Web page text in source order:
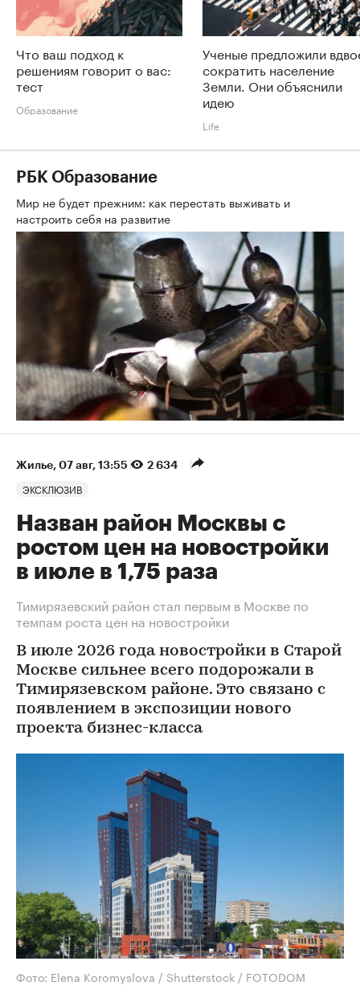
Что ваш подход к
решениям говорит о вас:
тест
Образование
Ученые предложили
сократить население
Земли. Они объяснили
идею
Life
РБК Образование
Мир не будет прежним: как перестать выживать и
настроить себя на развитие
Жилье⁠, 07 авг, 13:55 2 634
ЭКСКЛЮЗИВ
Назван район Москвы с
ростом цен на новостройки
в июле в 1,75 раза
Тимирязевский район стал первым в Москве по
темпам роста цен на новостройки
В июле 2026 года новостройки в Старой
Москве сильнее всего подорожали в
Тимирязевском районе. Это связано с
появлением в экспозиции нового
проекта бизнес-класса
Фото: Elena Koromyslova / Shutterstock / FOTODOM